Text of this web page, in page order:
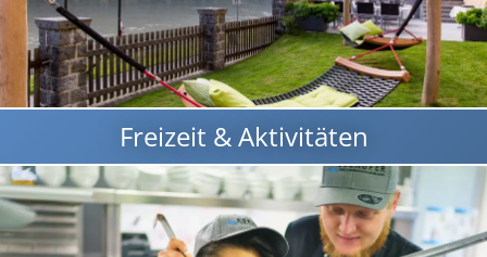
Freizeit & Aktivitäten